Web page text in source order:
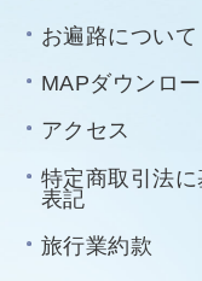
お遍路について
MAPダウンロ
アクセス
特定商取引法に
表記
旅行業約款